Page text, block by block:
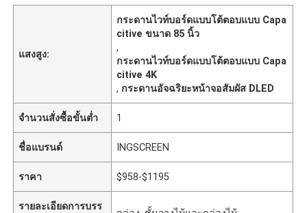
แสงสูง:
กระดานไวท์บอร์ดแบบโต้ตอบแบบ Capa
citive ขนาด 85 นิ้ว
,
กระดานไวท์บอร์ดแบบโต้ตอบแบบ Capa
citive 4K
, กระดานอัจฉริยะหน้าจอสัมผัส DLED
จำนวนสั่งซื้อขั้นต่ำ 1
ชื่อแบรนด์ INGSCREEN
ราคา $958-$1195
รายละเอียดการบรร